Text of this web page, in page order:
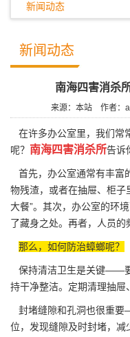
新闻动态
新闻动态
南海四害消杀
来源：本站 作者：
在许多办公室里，我们常
呢？ 南海四害消杀所告诉
首先，办公室通常有丰富
物残渣，或者在抽屉、柜子
大餐”。其次，办公室的环
了藏身之处。再者，人员的
那么，如何防治蟑螂呢？
保持清洁卫生是关键——
持干净整洁。定期清理抽屉
封堵缝隙和孔洞也很重
位， 发现缝隙及时封堵，减